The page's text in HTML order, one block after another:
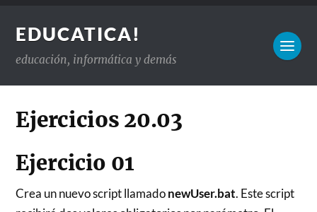
EDUCATICA!
educación, informática y demás
Ejercicios 20.03
Ejercicio 01
Crea un nuevo script llamadonewUser.bat. Este script